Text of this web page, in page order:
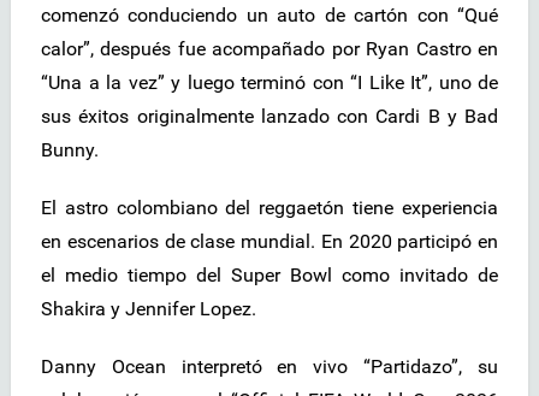
comenzó conduciendo un auto de cartón con “Qué
calor”, después fue acompañado por Ryan Castro en
“Una a la vez” y luego terminó con “I Like It”, uno de
sus éxitos originalmente lanzado con Cardi B y Bad
Bunny.
El astro colombiano del reggaetón tiene experiencia
en escenarios de clase mundial. En 2020 participó en
el medio tiempo del Super Bowl como invitado de
Shakira y Jennifer Lopez.
Danny Ocean interpretó en vivo “Partidazo”, su